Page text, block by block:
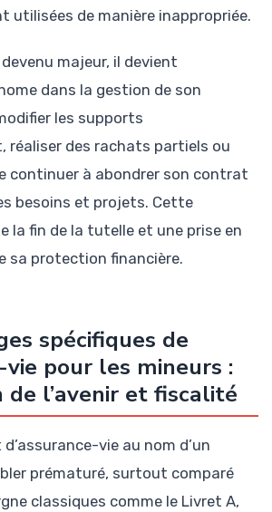
utilisées de manière inappropriée.
majeur, il devient
dans la gestion de son
les supports
réaliser des rachats partiels ou
continuer à abondrer son contrat
besoins et projets. Cette
la fin de la tutelle et une prise en
sa protection financière.
spécifiques de
vie pour les mineurs :
l’avenir et fiscalité
vie au nom d’un
prématuré, surtout comparé
classiques comme le Livret A,